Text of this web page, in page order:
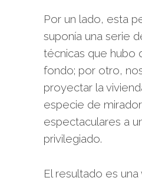
Por un lado, esta
suponía una serie
técnicas que hubo
fondo; por otro,
proyectar la
especie de
espectaculares a
privilegiado.
El resultado es una